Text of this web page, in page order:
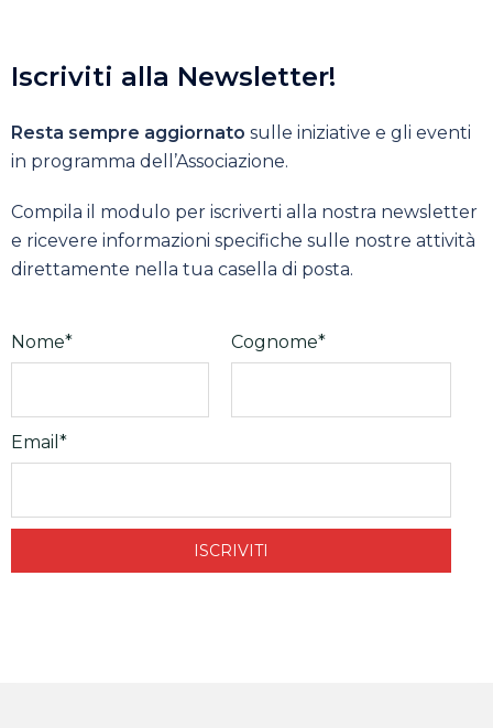
Iscriviti alla Newsletter!
Resta sempre aggiornato sulle iniziative e gli eventi
in programma dell’Associazione.
Compila il modulo per iscriverti alla nostra newsletter
e ricevere informazioni specifiche sulle nostre attività
direttamente nella tua casella di posta.
Nome* Cognome*
Email*